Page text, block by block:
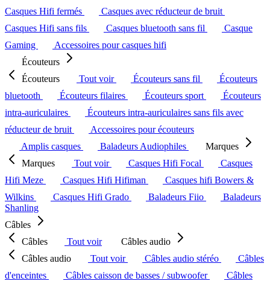
Casques Hifi fermés
Casques avec réducteur de bruit
Casques Hifi sans fils
Casques bluetooth sans fil
Casque
Gaming
Accessoires pour casques hifi
Écouteurs
Écouteurs
Tout voir Écouteurs sans fil
Écouteurs
bluetooth
Écouteurs filaires Écouteurs sport
Écouteurs
intra-auriculaires
Écouteurs intra-auriculaires sans fils avec
réducteur de bruit
Accessoires pour écouteurs
Amplis casques
Baladeurs Audiophiles
Marques
Marques
Tout voir Casques Hifi Focal
Casques
Hifi Meze
Casques Hifi Hifiman
Casques hifi Bowers &
Wilkins
Casques Hifi Grado Baladeurs Fiio
Baladeurs
Shanling
Câbles
Câbles
Tout voir
Câbles audio
Câbles audio
Tout voir Câbles audio stéréo
Câbles
d'enceintes
Câbles caisson de basses / subwoofer
Câbles